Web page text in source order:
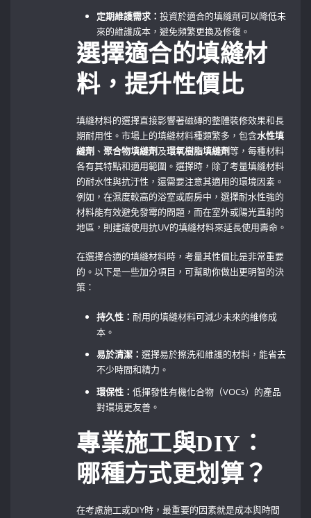
定期維護需求：投資於適合的填縫劑可以降低未
來的維護成本，避免頻繁更換及修復。
選擇適合的填縫材
料，提升性價比
填縫材料的選擇直接影響著磁磚的整體裝修效果和長
期耐用性。市場上的填縫材料種類繁多，包含水性填
縫劑 、聚合物填縫劑及環氧樹脂填縫劑等，每種材料
各有其特點和適用範圍。選擇時，除了考量填縫材料
的耐水性與抗汙性，還需要注意其適用的環境因素。
例如，在濕度較高的浴室或廚房中，選擇耐水性強的
材料能有效避免發霉的問題，而在室外或陽光直射的
地區，則建議使用抗UV的填縫材料來延長使用壽命。
在選擇合適的填縫材料時，考量其性價比是非常重要
的。以下是一些加分項目，可幫助你做出更明智的決
策：
持久性：耐用的填縫材料可減少未來的維修成
本。
易於清潔：選擇易於擦洗和維護的材料，能省去
不少時間和精力。
環保性：低揮發性有機化合物（VOCs）的產品
對環境更友善。
專業施工與DIY：
哪種方式更划算？
在考慮施工或DIY時，最重要的因素就是成本與時間